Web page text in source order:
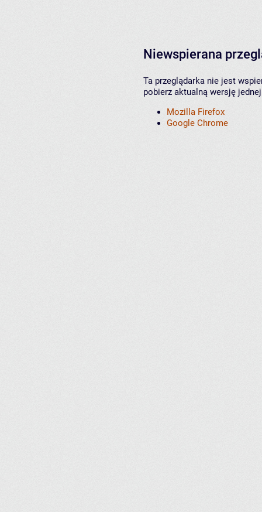
Niewspierana
Ta przeglądarka nie jest
pobierz aktualną wersję
Mozilla Firefox
Google Chrome